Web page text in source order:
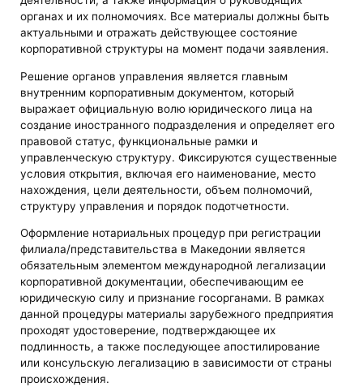
органах и их полномочиях. Все материалы должны быть
актуальными и отражать действующее состояние
корпоративной структуры на момент подачи заявления.
Решение органов управления является главным
внутренним корпоративным документом, который
выражает официальную волю юридического лица на
создание иностранного подразделения и определяет его
правовой статус, функциональные рамки и
управленческую структуру. Фиксируются существенные
условия открытия, включая его наименование, место
нахождения, цели деятельности, объем полномочий,
структуру управления и порядок подотчетности.
Оформление нотариальных процедур при регистрации
филиала/представительства в Македонии является
обязательным элементом международной легализации
корпоративной документации, обеспечивающим ее
юридическую силу и признание госорганами. В рамках
данной процедуры материалы зарубежного предприятия
проходят удостоверение, подтверждающее их
подлинность, а также последующее апостилирование
или консульскую легализацию в зависимости от страны
происхождения.